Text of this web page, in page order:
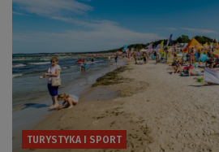
TURYSTYKA I SPORT